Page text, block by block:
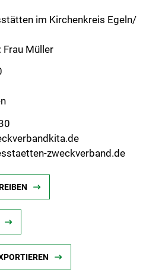
im Kirchenkreis Egeln/
Müller
zweckverband.de